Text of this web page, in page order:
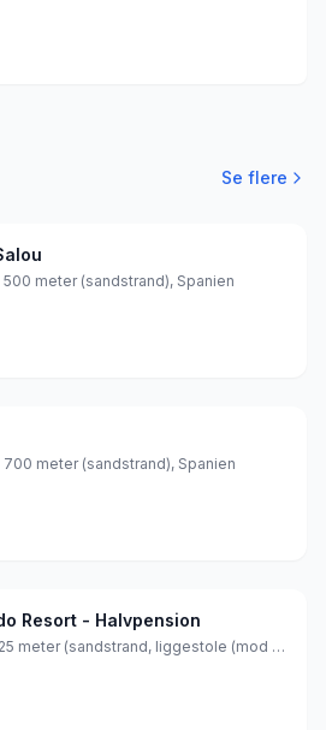
Se flere
meter (sandstrand), Spanien
meter (sandstrand), Spanien
Resort - Halvpension
afstand til stranden ca. 25 meter (sandstrand, liggestole (mod betaling) , parasol (mod betaling) ), Spanien